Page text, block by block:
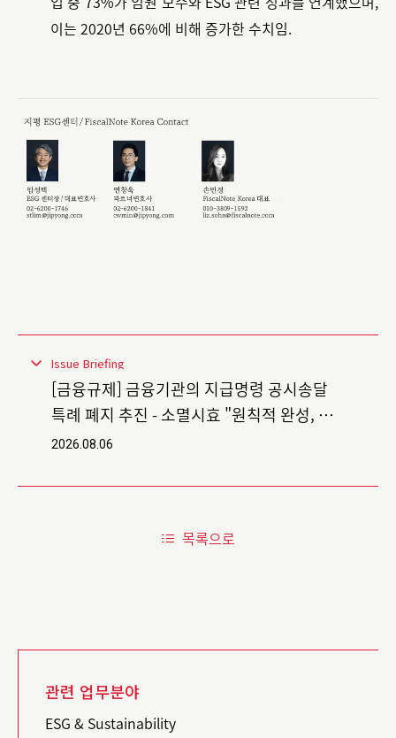
이는 2020년 66%에 비해 증가한 수치임.
Issue Briefing
[금융규제] 금융기관의 지급명령 공시송달
특례 폐지 추진 - 소멸시효 "원칙적 완성, 예
외적 연장"
2026.08.06
목록으로
관련 업무분야
ESG & Sustainability